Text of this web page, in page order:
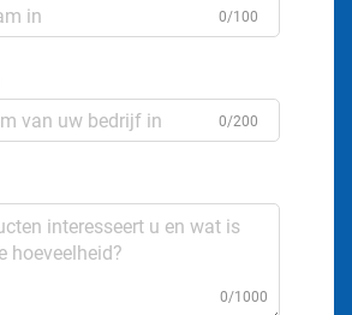
0/100
0/200
0/1000